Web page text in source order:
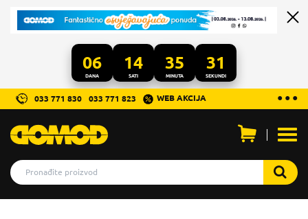
06
DANA
14
SATI
35
MINUTA
31
SEKUNDI
...
● ● ●
033 771 830 033 771 823 WEB AKCIJA